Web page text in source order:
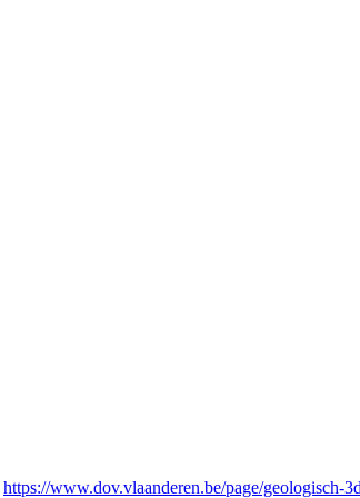
https://www.dov.vlaanderen.be/page/geologisch-